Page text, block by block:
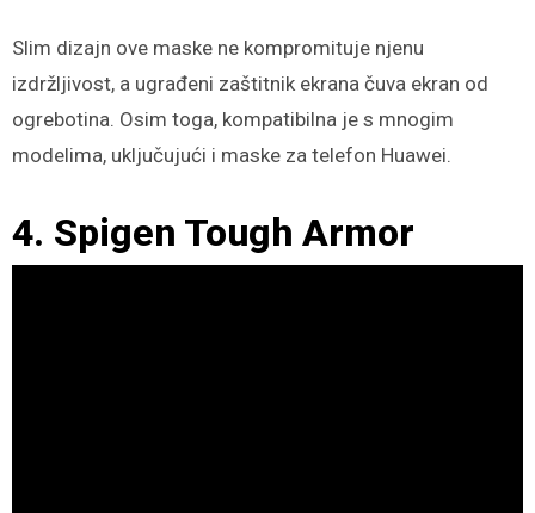
Slim dizajn ove maske ne kompromituje njenu
izdržljivost, a ugrađeni zaštitnik ekrana čuva ekran od
ogrebotina. Osim toga, kompatibilna je s mnogim
modelima, uključujući i maske za telefon Huawei.
4. Spigen Tough Armor